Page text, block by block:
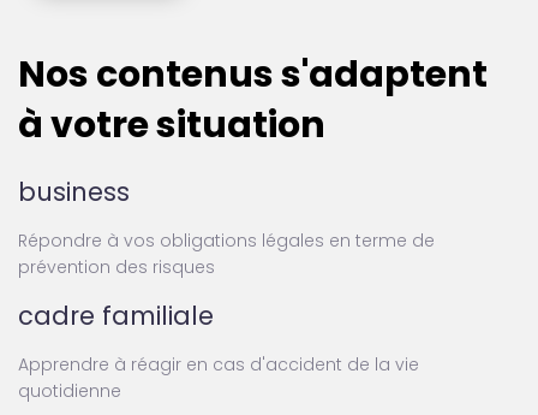
Nos contenus s'adaptent
à votre situation
business
Répondre à vos obligations légales en terme de
prévention des risques
cadre familiale
Apprendre à réagir en cas d'accident de la vie
quotidienne